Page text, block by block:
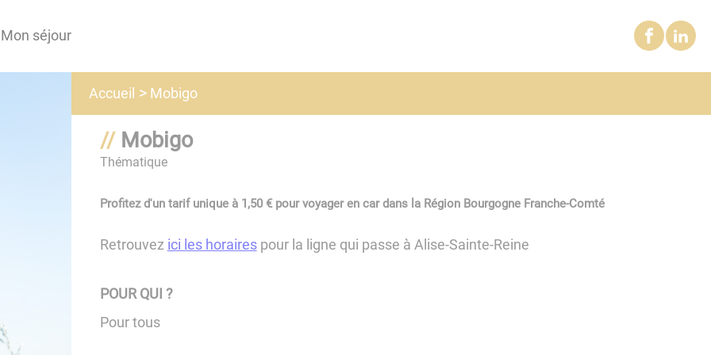
Mon séjour
Accueil Mobigo
Mobigo
Thématique
Profitez d'un tarif unique à 1,50 € pour voyager en car dans la Région Bourgogne Franche-Comté
Retrouvez ici les horairespour la ligne qui passe à Alise-Sainte-Reine
POUR QUI ?
Pour tous